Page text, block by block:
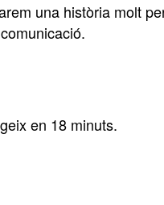
una història molt
en 18 minuts.